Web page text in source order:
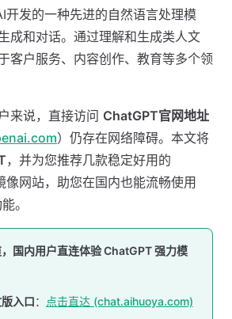
开发的一种先进的自然语言处理模
成和对话。通过理解和生成类人文
客户服务、内容创作、教育等多个领
来说，直接访问 ChatGPT官网地址
）仍存在网络障碍。本文将
，并为您推荐几款稳定好用的
像网站，助您在国内也能流畅使用
。
国内用户直连体验 ChatGPT 强力模
入口：
点击直达 (chat.aihuoya.com)